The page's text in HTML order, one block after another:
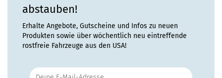
abstauben!
Erhalte Angebote, Gutscheine und Infos zu neuen
Produkten sowie über wöchentlich neu eintreffende
rostfreie Fahrzeuge aus den USA!